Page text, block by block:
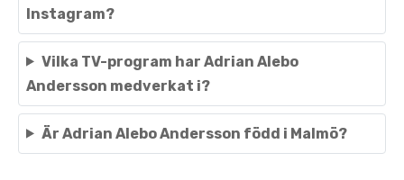
Instagram?
Vilka TV-program har Adrian Alebo
Andersson medverkat i?
Är Adrian Alebo Andersson född i Malmö?